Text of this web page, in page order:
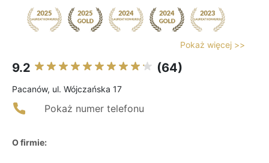
Pokaż więcej >>
9.2 (64)
Pacanów, ul. Wójczańska 17
Pokaż numer telefonu
O firmie: